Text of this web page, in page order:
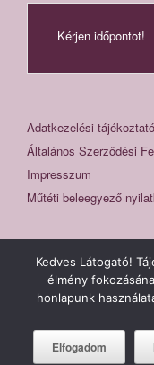
Kérjen időpontot!
Adatkezelési tájékoztató
Általános Szerződési
Impresszum
Műtéti beleegyező
Fogászat,
Kedves Látogató!
élmény
honlapunk
Elfogadom